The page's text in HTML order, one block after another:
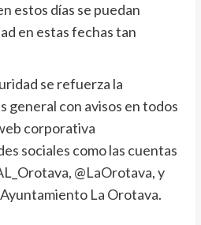
estos días se puedan
en estas fechas tan
se refuerza la
general con avisos en todos
corporativa
sociales como las cuentas
@LaOrotava, y
La Orotava.